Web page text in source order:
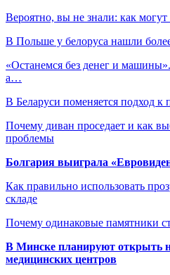
Вероятно, вы не знали: как
В Польше у белоруса нашли
«Останемся без денег и
а…
В Беларуси поменяется подход к
Почему диван проседает и как
проблемы
Болгария выиграла
Как правильно использовать
складе
Почему одинаковые памятники
В Минске планируют открыть
медицинских центров